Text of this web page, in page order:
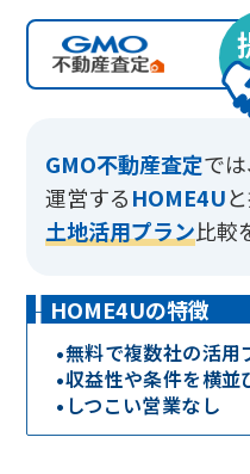
GMO不動産査定では
運営するHOME4U
土地活用プラン比較
HOME4Uの特徴
•無料で複数社の活用
•収益性や条件を横並
• しつこい営業なし